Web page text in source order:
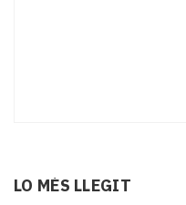
LO MÉS LLEGIT